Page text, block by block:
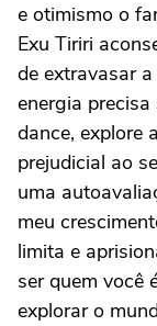
e otimismo o
Exu Tiriri
de extravasar
energia
dance, explore
prejudicial ao
uma
meu
limita e
ser quem você
explorar o